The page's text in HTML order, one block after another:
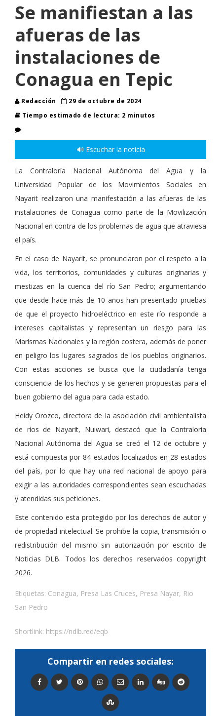
Se manifiestan a las
afueras de las
instalaciones de
Conagua en Tepic
Redacción
29 de octubre de 2024
Tiempo estimado de lectura: 2 minutos
🔊 Escuchar la noticia
La Contraloría Nacional Autónoma del Agua y la
Universidad Popular de los Movimientos Sociales en
Nayarit realizaron una manifestación a las afueras de las
instalaciones de Conagua como parte de la Movilización
Nacional en contra de los problemas de agua que atraviesa
el país.
En el caso de Nayarit, se pronunciaron por el respeto a la
vida, los territorios, comunidades y culturas originarias y
mestizas en la cuenca del río San Pedro; argumentando
que desde hace más de 10 años han presentado pruebas
de que el proyecto hidroeléctrico en este río responde a
intereses capitalistas y representan un riesgo para las
Marismas Nacionales y la región costera, además de poner
en peligro los lugares sagrados de los pueblos originarios.
Con estas acciones se busca que la ciudadanía tenga
consciencia de los hechos y se generen propuestas para el
buen gobierno del agua para cada estado.
Heidy Orozco, directora de la asociación civil ambientalista
de ríos de Nayarit, Nuiwari, destacó que la Contraloría
Nacional Autónoma del Agua se creó el 12 de octubre y
está compuesta por 84 estados localizados en 28 estados
del país, por lo que hay una red nacional de apoyo para
exigir a las autoridades correspondientes sean escuchadas
y atendidas sus peticiones.
Este contenido esta protegido por los derechos de autor y
de propiedad intelectual. Se prohibe la copia, transmisión o
redistribución del mismo sin autorización por escrito de
Noticias DLB. Todos los derechos reservados copyright
2026.
Etiquetas: Conagua, Presa Las Cruces, Presa Nayar, Rio
San Pedro
Shortlink: https://ndlb.red/eqb
Compartir en redes sociales: